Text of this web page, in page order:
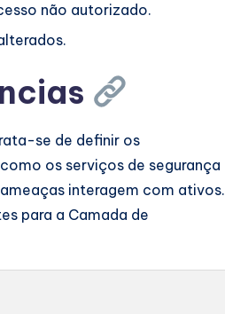
não autorizado.
se de definir os
os serviços de segurança
interagem com ativos.
para a Camada de